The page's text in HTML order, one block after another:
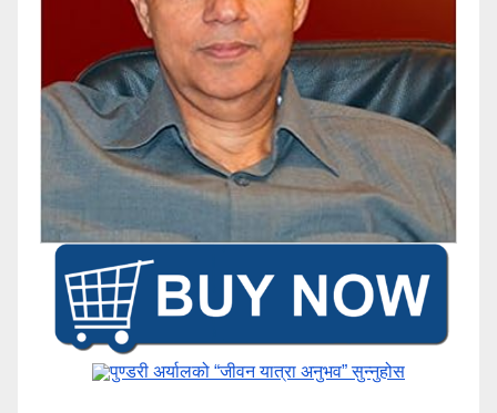
पुण्डरी अर्यालको “जीवन यात्रा अनुभव” ​सुन्नुहोस